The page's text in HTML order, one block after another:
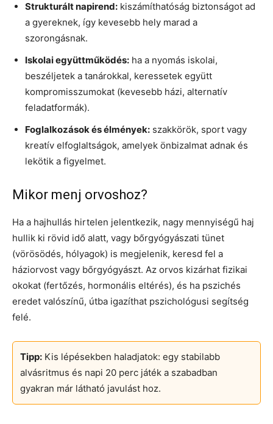
Strukturált napirend: kiszámíthatóság biztonságot ad
a gyereknek, így kevesebb hely marad a
szorongásnak.
Iskolai együttműködés: ha a nyomás iskolai,
beszéljetek a tanárokkal, keressetek együtt
kompromisszumokat (kevesebb házi, alternatív
feladatformák).
Foglalkozások és élmények: szakkörök, sport vagy
kreatív elfoglaltságok, amelyek önbizalmat adnak és
lekötik a figyelmet.
Mikor menj orvoshoz?
Ha a hajhullás hirtelen jelentkezik, nagy mennyiségű haj
hullik ki rövid idő alatt, vagy bőrgyógyászati tünet
(vörösödés, hólyagok) is megjelenik, keresd fel a
háziorvost vagy bőrgyógyászt. Az orvos kizárhat fizikai
okokat (fertőzés, hormonális eltérés), és ha pszichés
eredet valószínű, útba igazíthat pszichológusi segítség
felé.
Tipp: Kis lépésekben haladjatok: egy stabilabb
alvásritmus és napi 20 perc játék a szabadban
gyakran már látható javulást hoz.